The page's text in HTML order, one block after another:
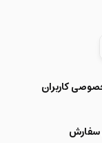
کاربران
سفارش